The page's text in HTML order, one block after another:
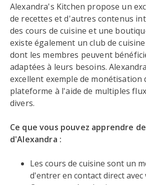
Alexandra's Kitchen propose un
de recettes et d'autres contenus
des cours de cuisine et une
existe également un club de
dont les membres peuvent
adaptées à leurs besoins.
excellent exemple de monétisation
plateforme à l'aide de multiples
divers.
Ce que vous pouvez apprendre
d'Alexandra :
Les cours de cuisine sont un
d'entrer en contact direct